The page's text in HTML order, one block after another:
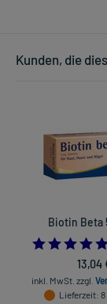
Kunden, die
Biotin Beta
13,04
inkl. MwSt. zzgl.
Lieferzeit: 8